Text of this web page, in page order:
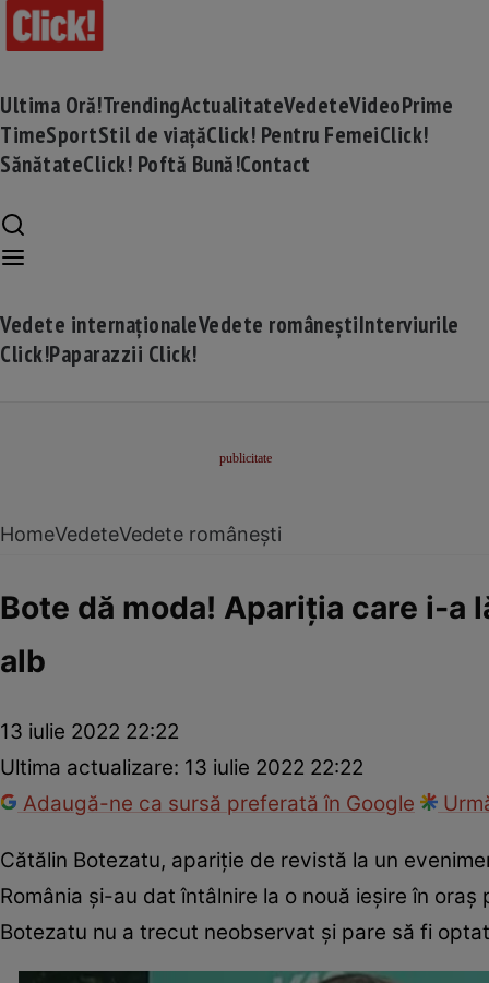
Ultima Oră!TrendingActualitateVedeteVideoPrime
TimeSportStil de viațăClick! Pentru FemeiClick!
SănătateClick! Poftă Bună!Contact
Vedete internaționaleVedete româneștiInterviurile
Click!Paparazzii Click!
HomeVedeteVedete românești
Bote dă moda! Apariția care i-a
alb
13 iulie 2022 22:22
Ultima actualizare: 13 iulie 2022 22:22
Adaugă-ne ca sursă preferată în Google
Cătălin Botezatu, apariție de revistă la un
România și-au dat întâlnire la o nouă ieșire în
Botezatu nu a trecut neobservat și pare să fi